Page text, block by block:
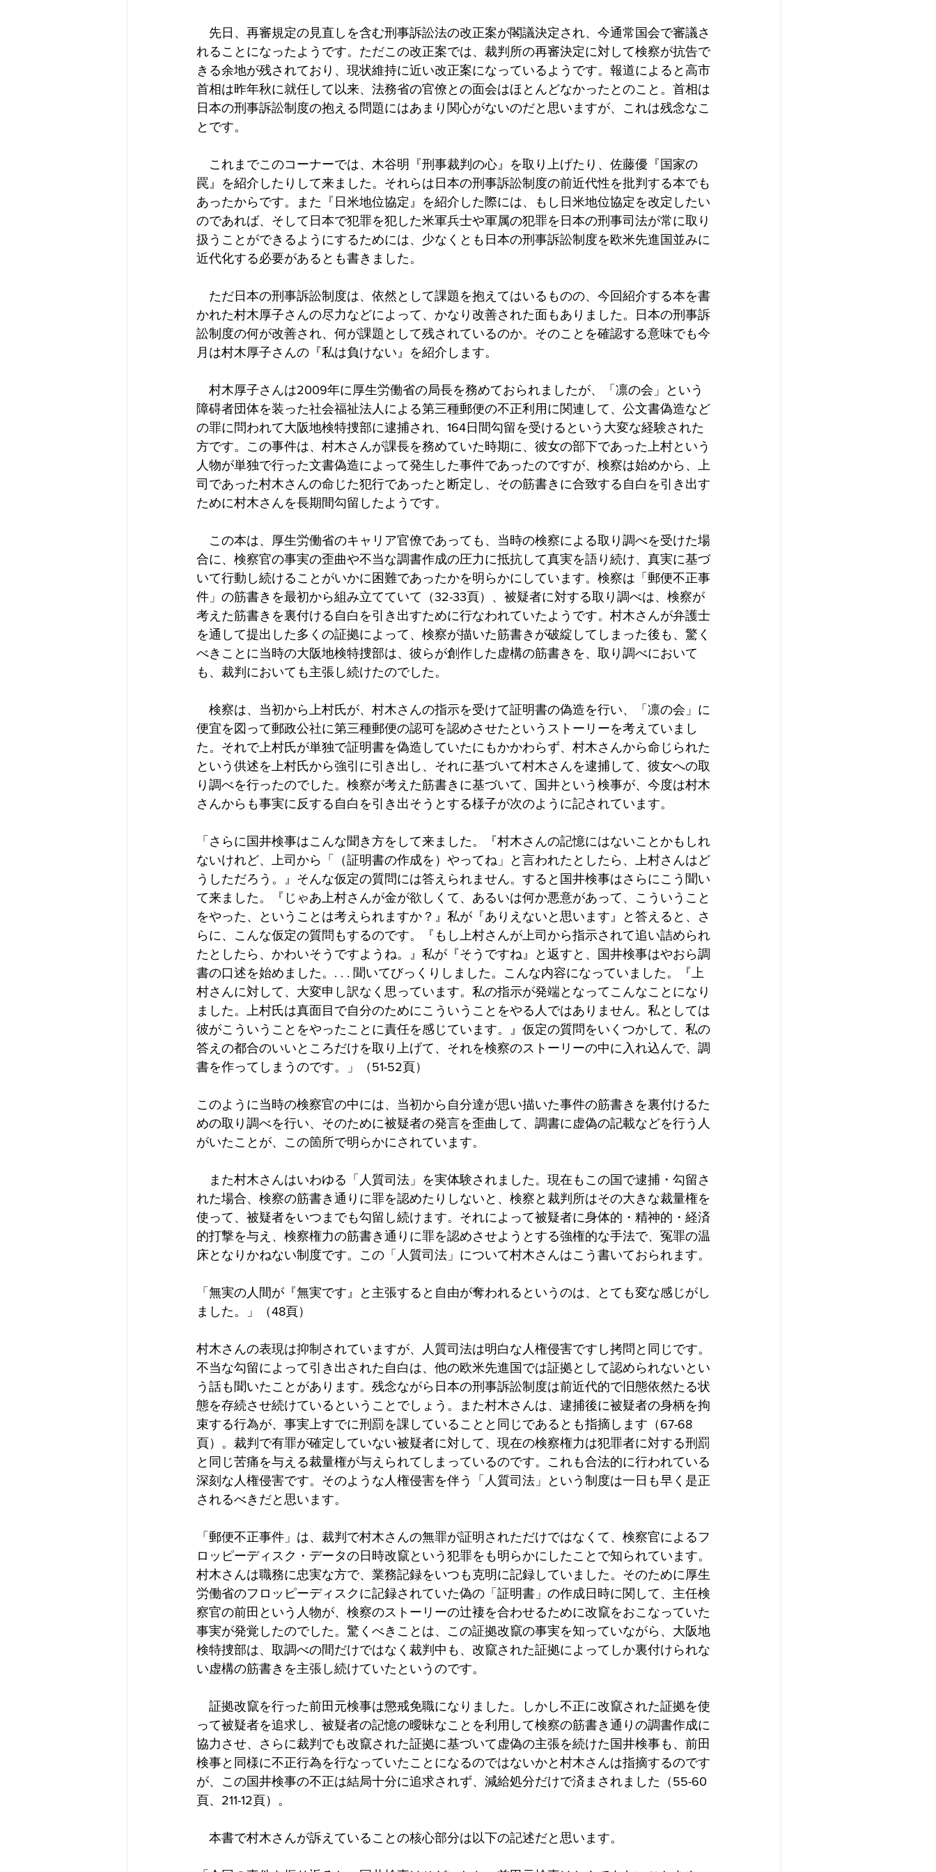
先日、再審規定の見直しを含む刑事訴訟法の改正案が閣議決定され、今通常国会で審議さ
れることになったようです。ただこの改正案では、裁判所の再審決定に対して検察が抗告で
きる余地が残されており、現状維持に近い改正案になっているようです。報道によると高市
首相は昨年秋に就任して以来、法務省の官僚との面会はほとんどなかったとのこと。首相は
日本の刑事訴訟制度の抱える問題にはあまり関心がないのだと思いますが、これは残念なこ
とです。
これまでこのコーナーでは、木谷明『刑事裁判の心』を取り上げたり、佐藤優『国家の
罠』を紹介したりして来ました。それらは日本の刑事訴訟制度の前近代性を批判する本でも
あったからです。また『日米地位協定』を紹介した際には、もし日米地位協定を改定したい
のであれば、そして日本で犯罪を犯した米軍兵士や軍属の犯罪を日本の刑事司法が常に取り
扱うことができるようにするためには、少なくとも日本の刑事訴訟制度を欧米先進国並みに
近代化する必要があるとも書きました。
ただ日本の刑事訴訟制度は、依然として課題を抱えてはいるものの、今回紹介する本を書
かれた村木厚子さんの尽力などによって、かなり改善された面もありました。日本の刑事訴
訟制度の何が改善され、何が課題として残されているのか。そのことを確認する意味でも今
月は村木厚子さんの『私は負けない』を紹介します。
村木厚子さんは2009年に厚生労働省の局長を務めておられましたが、「凛の会」という
障碍者団体を装った社会福祉法人による第三種郵便の不正利用に関連して、公文書偽造など
の罪に問われて大阪地検特捜部に逮捕され、164日間勾留を受けるという大変な経験された
方です。この事件は、村木さんが課長を務めていた時期に、彼女の部下であった上村という
人物が単独で行った文書偽造によって発生した事件であったのですが、検察は始めから、上
司であった村木さんの命じた犯行であったと断定し、その筋書きに合致する自白を引き出す
ために村木さんを長期間勾留したようです。
この本は、厚生労働省のキャリア官僚であっても、当時の検察による取り調べを受けた場
合に、検察官の事実の歪曲や不当な調書作成の圧力に抵抗して真実を語り続け、真実に基づ
いて行動し続けることがいかに困難であったかを明らかにしています。検察は「郵便不正事
件」の筋書きを最初から組み立てていて（32-33頁）、被疑者に対する取り調べは、検察が
考えた筋書きを裏付ける自白を引き出すために行なわれていたようです。村木さんが弁護士
を通して提出した多くの証拠によって、検察が描いた筋書きが破綻してしまった後も、驚く
べきことに当時の大阪地検特捜部は、彼らが創作した虚構の筋書きを、取り調べにおいて
も、裁判においても主張し続けたのでした。
検察は、当初から上村氏が、村木さんの指示を受けて証明書の偽造を行い、「凛の会」に
便宜を図って郵政公社に第三種郵便の認可を認めさせたというストーリーを考えていまし
た。それで上村氏が単独で証明書を偽造していたにもかかわらず、村木さんから命じられた
という供述を上村氏から強引に引き出し、それに基づいて村木さんを逮捕して、彼女への取
り調べを行ったのでした。検察が考えた筋書きに基づいて、国井という検事が、今度は村木
さんからも事実に反する自白を引き出そうとする様子が次のように記されています。
「さらに国井検事はこんな聞き方をして来ました。『村木さんの記憶にはないことかもしれ
ないけれど、上司から「（証明書の作成を）やってね」と言われたとしたら、上村さんはど
うしただろう。』そんな仮定の質問には答えられません。すると国井検事はさらにこう聞い
て来ました。『じゃあ上村さんが金が欲しくて、あるいは何か悪意があって、こういうこと
をやった、ということは考えられますか？』私が『ありえないと思います』と答えると、さ
らに、こんな仮定の質問もするのです。『もし上村さんが上司から指示されて追い詰められ
たとしたら、かわいそうですようね。』私が『そうですね』と返すと、国井検事はやおら調
書の口述を始めました。. . . 聞いてびっくりしました。こんな内容になっていました。『上
村さんに対して、大変申し訳なく思っています。私の指示が発端となってこんなことになり
ました。上村氏は真面目で自分のためにこういうことをやる人ではありません。私としては
彼がこういうことをやったことに責任を感じています。』仮定の質問をいくつかして、私の
答えの都合のいいところだけを取り上げて、それを検察のストーリーの中に入れ込んで、調
書を作ってしまうのです。」（51-52頁）
このように当時の検察官の中には、当初から自分達が思い描いた事件の筋書きを裏付けるた
めの取り調べを行い、そのために被疑者の発言を歪曲して、調書に虚偽の記載などを行う人
がいたことが、この箇所で明らかにされています。
また村木さんはいわゆる「人質司法」を実体験されました。現在もこの国で逮捕・勾留さ
れた場合、検察の筋書き通りに罪を認めたりしないと、検察と裁判所はその大きな裁量権を
使って、被疑者をいつまでも勾留し続けます。それによって被疑者に身体的・精神的・経済
的打撃を与え、検察権力の筋書き通りに罪を認めさせようとする強権的な手法で、冤罪の温
床となりかねない制度です。この「人質司法」について村木さんはこう書いておられます。
「無実の人間が『無実です』と主張すると自由が奪われるというのは、とても変な感じがし
ました。」（48頁）
村木さんの表現は抑制されていますが、人質司法は明白な人権侵害ですし拷問と同じです。
不当な勾留によって引き出された自白は、他の欧米先進国では証拠として認められないとい
う話も聞いたことがあります。残念ながら日本の刑事訴訟制度は前近代的で旧態依然たる状
態を存続させ続けているということでしょう。また村木さんは、逮捕後に被疑者の身柄を拘
束する行為が、事実上すでに刑罰を課していることと同じであるとも指摘します（67-68
頁）。裁判で有罪が確定していない被疑者に対して、現在の検察権力は犯罪者に対する刑罰
と同じ苦痛を与える裁量権が与えられてしまっているのです。これも合法的に行われている
深刻な人権侵害です。そのような人権侵害を伴う「人質司法」という制度は一日も早く是正
されるべきだと思います。
「郵便不正事件」は、裁判で村木さんの無罪が証明されただけではなくて、検察官によるフ
ロッピーディスク・データの日時改竄という犯罪をも明らかにしたことで知られています。
村木さんは職務に忠実な方で、業務記録をいつも克明に記録していました。そのために厚生
労働省のフロッピーディスクに記録されていた偽の「証明書」の作成日時に関して、主任検
察官の前田という人物が、検察のストーリーの辻褄を合わせるために改竄をおこなっていた
事実が発覚したのでした。驚くべきことは、この証拠改竄の事実を知っていながら、大阪地
検特捜部は、取調べの間だけではなく裁判中も、改竄された証拠によってしか裏付けられな
い虚構の筋書きを主張し続けていたというのです。
証拠改竄を行った前田元検事は懲戒免職になりました。しかし不正に改竄された証拠を使
って被疑者を追求し、被疑者の記憶の曖昧なことを利用して検察の筋書き通りの調書作成に
協力させ、さらに裁判でも改竄された証拠に基づいて虚偽の主張を続けた国井検事も、前田
検事と同様に不正行為を行なっていたことになるのではないかと村木さんは指摘するのです
が、この国井検事の不正は結局十分に追求されず、減給処分だけで済まされました（55-60
頁、211-12頁）。
本書で村木さんが訴えていることの核心部分は以下の記述だと思います。